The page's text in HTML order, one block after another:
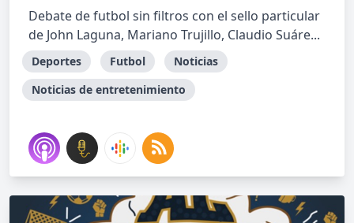
Debate de futbol sin filtros con el sello particular
de John Laguna, Mariano Trujillo, Claudio Suáre...
Deportes Futbol
Noticias
Noticias de entretenimiento